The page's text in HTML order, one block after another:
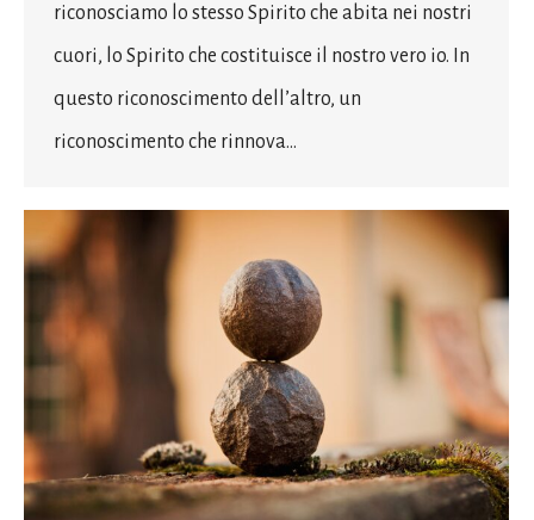
riconosciamo lo stesso Spirito che abita nei nostri
cuori, lo Spirito che costituisce il nostro vero io. In
questo riconoscimento dell’altro, un
riconoscimento che rinnova…